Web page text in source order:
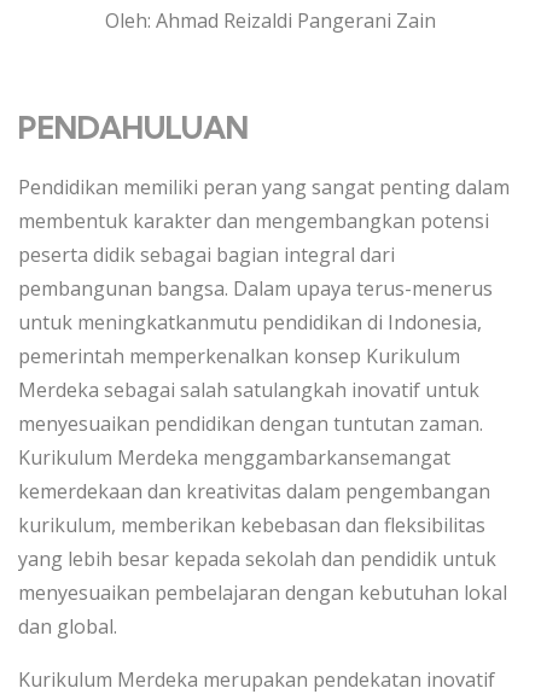
Oleh: Ahmad Reizaldi Pangerani Zain
PENDAHULUAN
Pendidikan memiliki peran yang sangat penting dalam
membentuk karakter dan mengembangkan potensi
peserta didik sebagai bagian integral dari
pembangunan bangsa. Dalam upaya terus-menerus
untuk meningkatkanmutu pendidikan di Indonesia,
pemerintah memperkenalkan konsep Kurikulum
Merdeka sebagai salah satulangkah inovatif untuk
menyesuaikan pendidikan dengan tuntutan zaman.
Kurikulum Merdeka menggambarkansemangat
kemerdekaan dan kreativitas dalam pengembangan
kurikulum, memberikan kebebasan dan fleksibilitas
yang lebih besar kepada sekolah dan pendidik untuk
menyesuaikan pembelajaran dengan kebutuhan lokal
dan global.
Kurikulum Merdeka merupakan pendekatan inovatif